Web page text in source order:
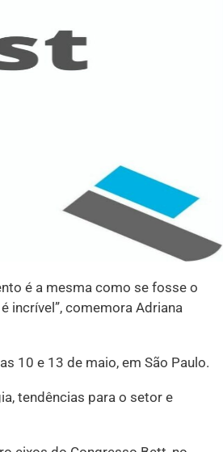
é a mesma como se fosse o
incrível”, comemora Adriana
10 e 13 de maio, em São Paulo.
tendências para o setor e